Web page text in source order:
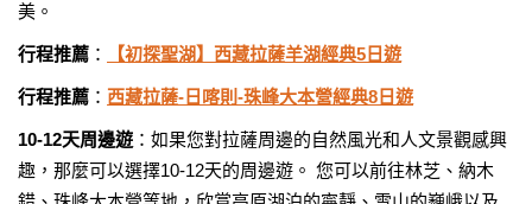
美。
行程推薦 ： 【初探聖湖】西藏拉薩羊湖經典5日遊
行程推薦 ： 西藏拉薩-日喀則-珠峰大本營經典8日遊
10-12天周邊遊 ：如果您對拉薩周邊的自然風光和人文景觀感興
趣，那麼可以選擇10-12天的周邊遊。 您可以前往林芝、納木